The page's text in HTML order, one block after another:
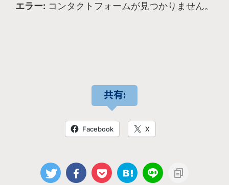
エラー: コンタクトフォームが見つかりません。
共有:
Facebook X